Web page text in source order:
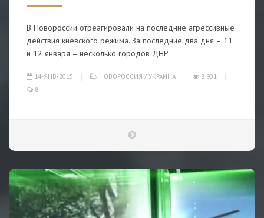
В Новороссии отреагировали на последние агрессивные
действия киевского режима. За последние два дня – 11
и 12 января – несколько городов ДНР
14-ЯНВ-2015 НОВОРОССИЯ / УКРАИНА
8 901
8